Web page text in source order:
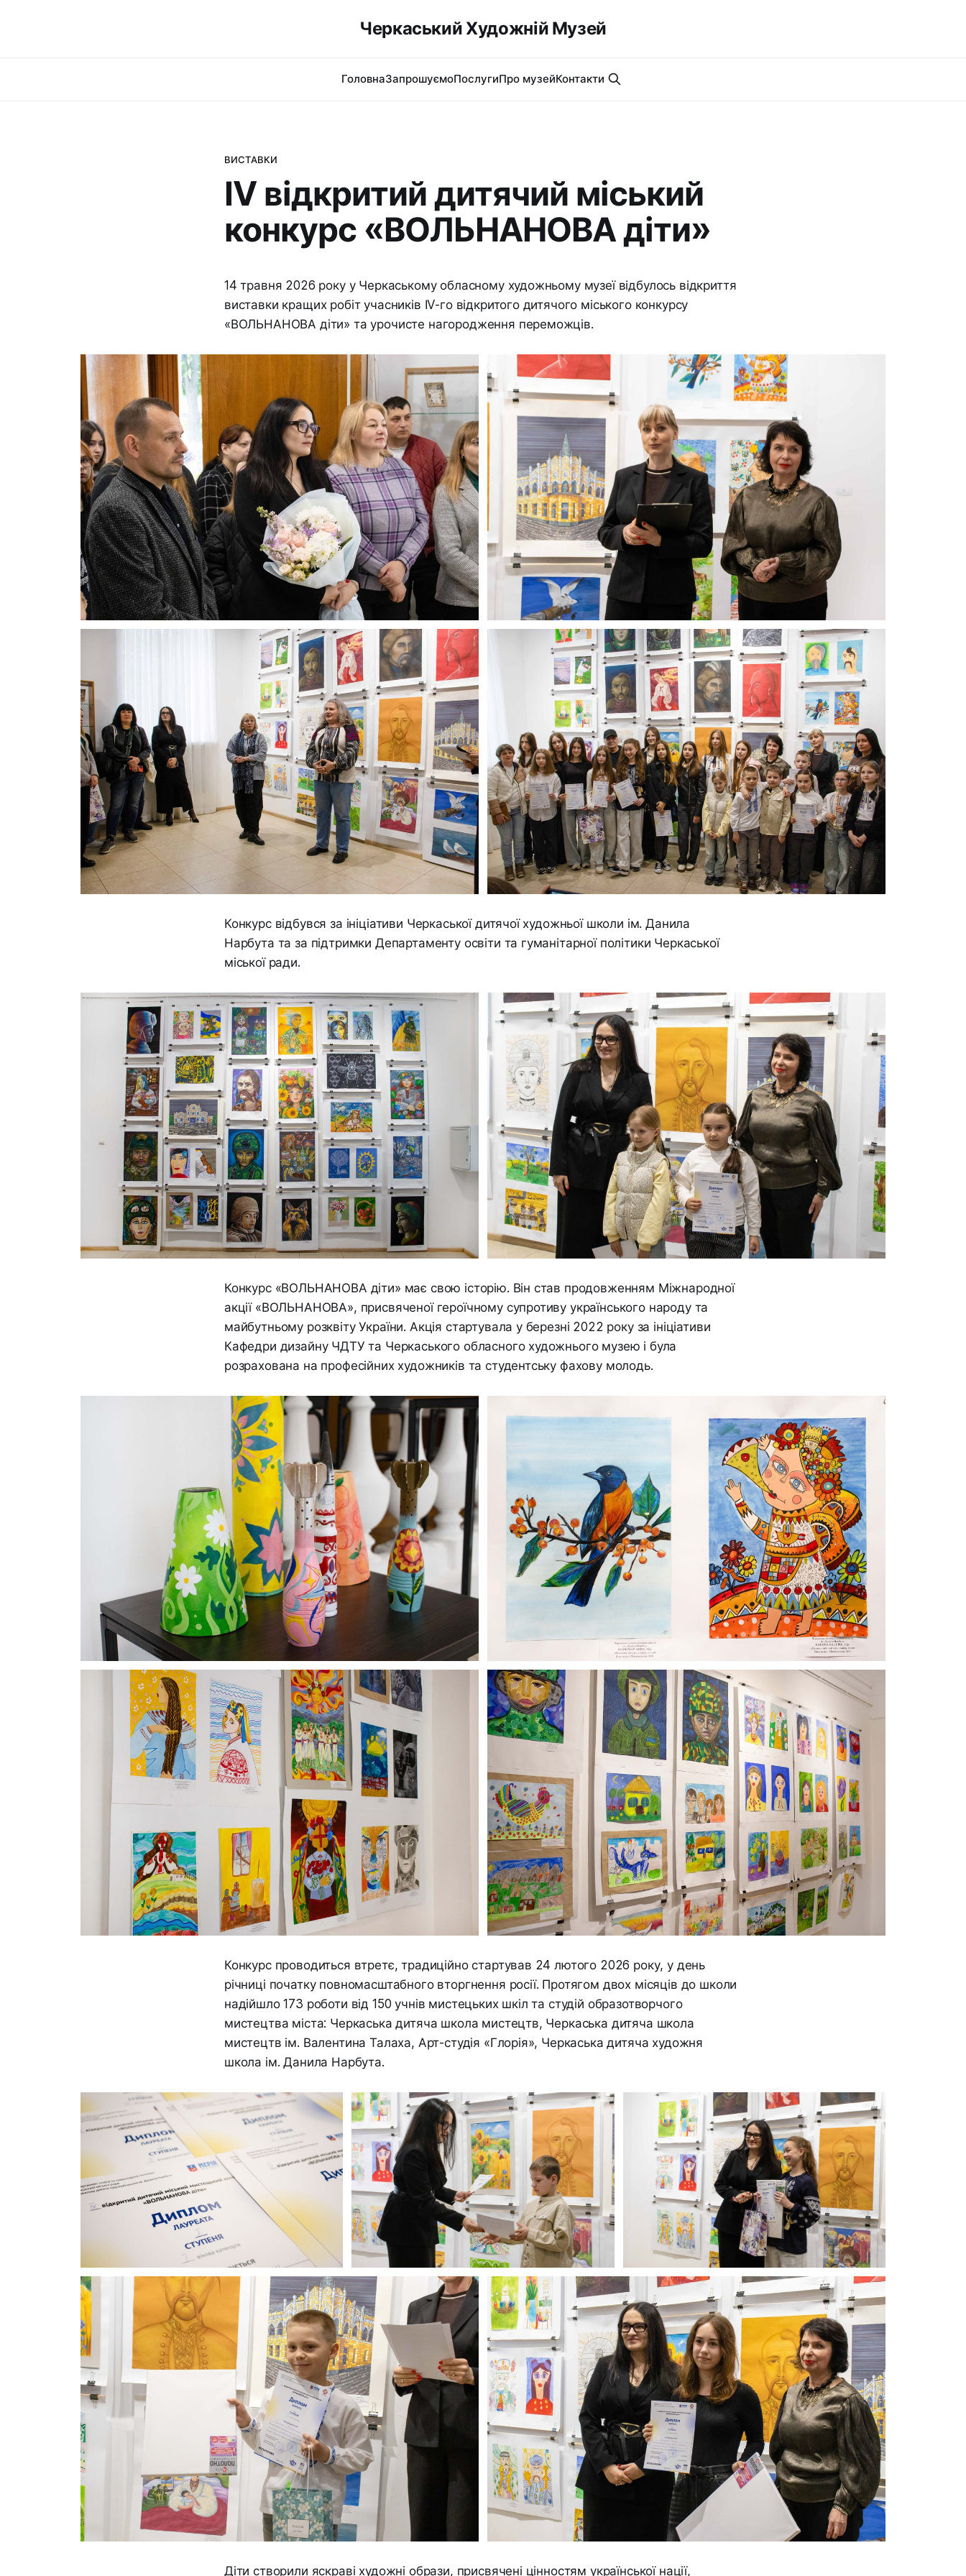
Черкаський Художній Музей
ГоловнаЗапрошуємоПослугиПро музейКонтакти
ВИСТАВКИ
ІV відкритий дитячий міський
конкурс «ВОЛЬНАНОВА діти»
14 травня 2026 року у Черкаському обласному художньому музеї відбулось відкриття
виставки кращих робіт учасників ІV-го відкритого дитячого міського конкурсу
«ВОЛЬНАНОВА діти» та урочисте нагородження переможців.
Конкурс відбувся за ініціативи Черкаської дитячої художньої школи ім. Данила
Нарбута та за підтримки Департаменту освіти та гуманітарної політики Черкаської
міської ради.
Конкурс «ВОЛЬНАНОВА діти» має свою історію. Він став продовженням Міжнародної
акції «ВОЛЬНАНОВА», присвяченої героїчному супротиву українського народу та
майбутньому розквіту України. Акція стартувала у березні 2022 року за ініціативи
Кафедри дизайну ЧДТУ та Черкаського обласного художнього музею і була
розрахована на професійних художників та студентську фахову молодь.
Конкурс проводиться втретє, традиційно стартував 24 лютого 2026 року, у день
річниці початку повномасштабного вторгнення росії. Протягом двох місяців до школи
надійшло 173 роботи від 150 учнів мистецьких шкіл та студій образотворчого
мистецтва міста: Черкаська дитяча школа мистецтв, Черкаська дитяча школа
мистецтв ім. Валентина Талаха, Арт-студія «Глорія», Черкаська дитяча художня
школа ім. Данила Нарбута.
Діти створили яскраві художні образи, присвячені цінностям української нації,